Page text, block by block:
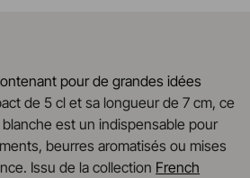
pour de grandes idées
de 5 cl et sa longueur de 7 cm, ce
est un indispensable pour
beurres aromatisés ou mises
Issu de la collection French